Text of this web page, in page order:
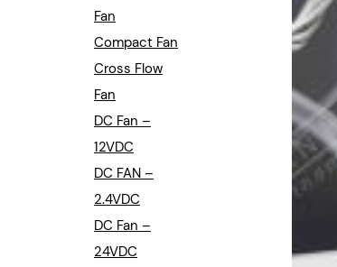
Fan
Compact Fan
Cross Flow
Fan
DC Fan –
12VDC
DC FAN –
2.4VDC
DC Fan –
24VDC